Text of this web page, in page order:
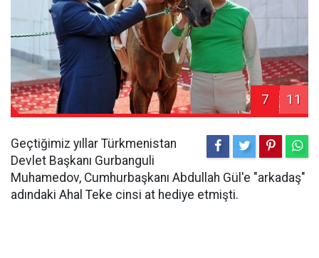
7 11
Geçtiğimiz yıllar Türkmenistan
Devlet Başkanı Gurbanguli
Muhamedov, Cumhurbaşkanı Abdullah Gül'e "arkadaş"
adındaki Ahal Teke cinsi at hediye etmişti.